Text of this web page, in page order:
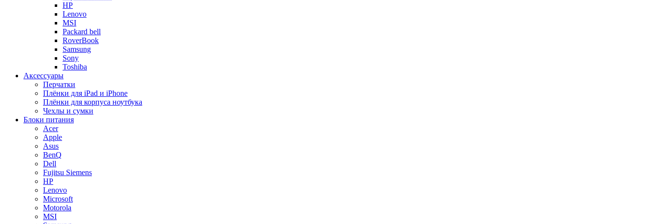
HP
Lenovo
MSI
Packard bell
RoverBook
Samsung
Sony
Toshiba
Аксессуары
Перчатки
Плёнки для iPad и iPhone
Плёнки для корпуса ноутбука
Чехлы и сумки
Блоки питания
Acer
Apple
Asus
BenQ
Dell
Fujitsu Siemens
HP
Lenovo
Microsoft
Motorola
MSI